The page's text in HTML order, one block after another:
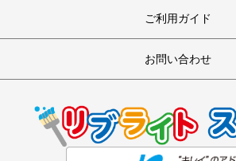
ご利用ガイド
お問い合わせ